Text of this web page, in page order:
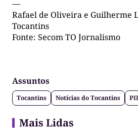
—
Rafael de Oliveira e Guilherme
Tocantins
Fonte: Secom TO Jornalismo
Assuntos
Tocantins Notícias do Tocantins
Mais Lidas